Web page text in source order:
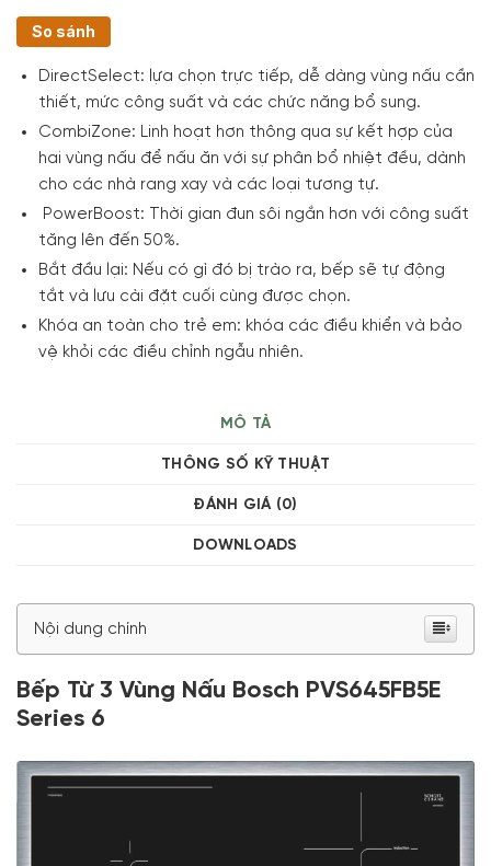
So sánh
DirectSelect: lựa chọn trực tiếp, dễ dàng vùng nấu cần
thiết, mức công suất và các chức năng bổ sung.
CombiZone: Linh hoạt hơn thông qua sự kết hợp của
hai vùng nấu để nấu ăn với sự phân bổ nhiệt đều, dành
cho các nhà rang xay và các loại tương tự.
PowerBoost: Thời gian đun sôi ngắn hơn với công suất
tăng lên đến 50%.
Bắt đầu lại: Nếu có gì đó bị trào ra, bếp sẽ tự động
tắt và lưu cài đặt cuối cùng được chọn.
Khóa an toàn cho trẻ em: khóa các điều khiển và bảo
vệ khỏi các điều chỉnh ngẫu nhiên.
MÔ TẢ
THÔNG SỐ KỸ THUẬT
ĐÁNH GIÁ (0)
DOWNLOADS
Nội dung chính
Bếp Từ 3 Vùng Nấu Bosch PVS645FB5E
Series 6